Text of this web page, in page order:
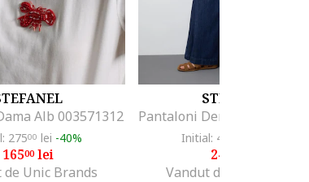
Alb 003571312
27500 lei -40%
16500lei
de Unic Brands
STEFANEL
Initial: 400
240
Vandut de Unic Brands